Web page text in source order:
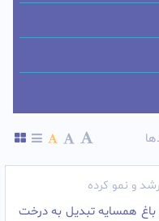
و نمو کرده
همسایه تبديل به درخت